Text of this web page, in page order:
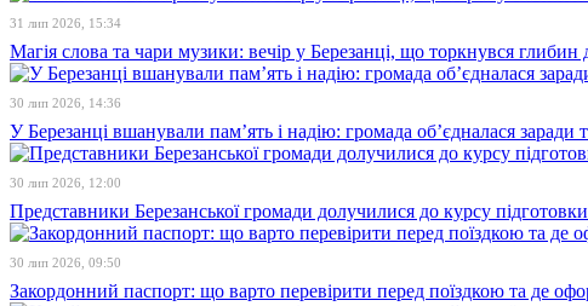
31 лип 2026, 15:34
Магія слова та чари музики: вечір у Березанці, що торкнувся глибин
30 лип 2026, 14:36
У Березанці вшанували пам’ять і надію: громада об’єдналася заради
30 лип 2026, 12:00
Представники Березанської громади долучилися до курсу
30 лип 2026, 09:50
Закордонний паспорт: що варто перевірити перед поїздкою та де